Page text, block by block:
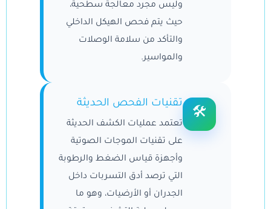
وليس مجرد معالجة سطحية،
حيث يتم فحص الهيكل الداخلي
والتأكد من سلامة الوصلات
والمواسير.
🛠
تقنيات الفحص الحديثة
تعتمد عمليات الكشف الحديثة
على تقنيات الموجات الصوتية
وأجهزة قياس الضغط والرطوبة
التي ترصد أدق التسربات داخل
الجدران أو الأرضيات، وهو ما